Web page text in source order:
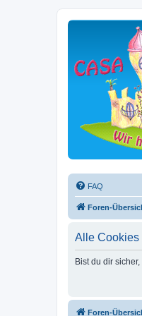
FAQ
Foren-
Alle Cookies
Bist du dir
Foren-